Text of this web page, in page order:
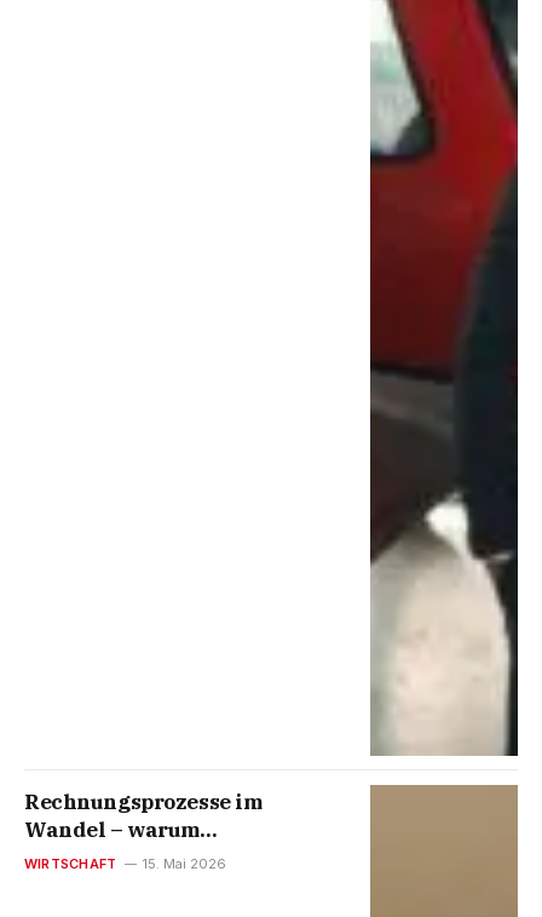
Rechnungsprozesse im
Wandel – warum
Führungskräfte jetzt handeln
WIRTSCHAFT 15. Mai 2026